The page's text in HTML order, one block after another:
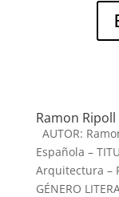
Ramon
AUTOR:
Española –
Arquitectura –
GÉNERO